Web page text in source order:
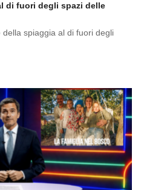
di fuori degli spazi delle
spiaggia al di fuori degli